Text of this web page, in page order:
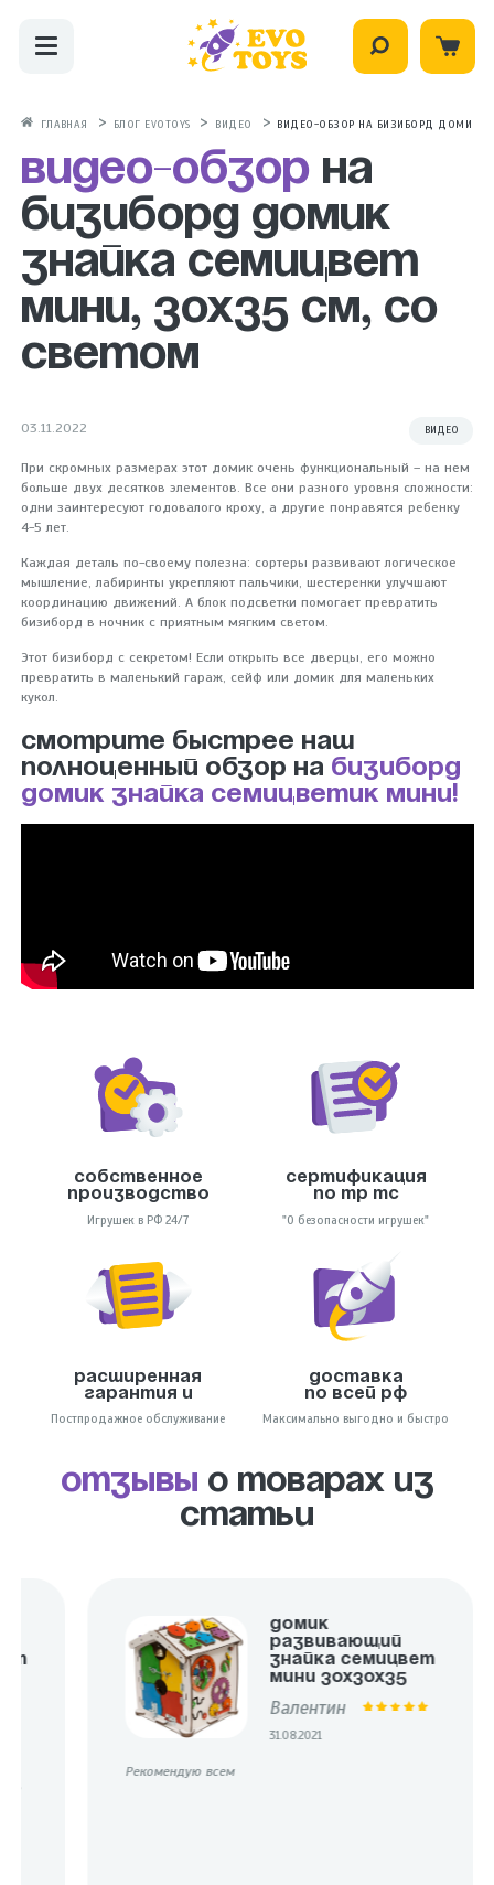
ГЛАВНАЯ БЛОГ EVOTOYS ВИДЕО ВИДЕО-ОБЗОР НА БИЗИБОРД ДОМИК
Видео-обзорна
бизиборд домик
Знайка Семицвет
мини, 30х35 см, со
светом
03.11.2022 ВИДЕО
При скромных размерах этот домик очень функциональный – на нем
больше двух десятков элементов. Все они разного уровня сложности:
одни заинтересуют годовалого кроху, а другие понравятся ребенку
4-5 лет.
Каждая деталь по-своему полезна: сортеры развивают логическое
мышление, лабиринты укрепляют пальчики, шестеренки улучшают
координацию движений. А блок подсветки помогает превратить
бизиборд в ночник с приятным мягким светом.
Этот бизиборд с секретом! Если открыть все дверцы, его можно
превратить в маленький гараж, сейф или домик для маленьких
кукол.
Смотрите быстрее наш
полноценный обзор на бизиборд
домик Знайка Семицветик мини!
Собственное
производство
Игрушек в РФ 24/7
Сертификация
по тр тс
"О безопасности игрушек"
Расширенная
гарантия и
Постпродажное обслуживание
Доставка
по всей РФ
Максимально выгодно и быстро
отзывы о товарах из
статьи
Домик
развивающий
Знайка Семицвет
Мини 30х30х35
Валентин
31.08.2021
Рекомендую всем